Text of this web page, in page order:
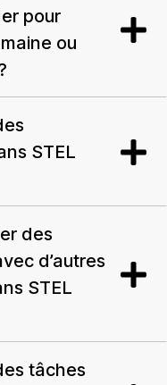
pour
ou
STEL
des
d’autres
STEL
tâches